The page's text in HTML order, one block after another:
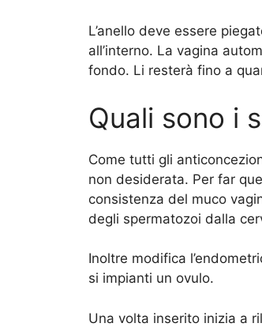
L’anello deve essere
all’interno. La vagina
fondo. Li resterà fino a
Quali sono i
Come tutti gli
non desiderata. Per far
consistenza del muco
degli spermatozoi dalla
Inoltre modifica
si impianti un ovulo.
Una volta inserito inizia a